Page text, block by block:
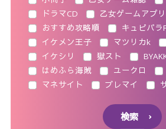
ドラマCD
乙女ゲームアプリ
おすすめ攻略順
キュピパラ
イケメン王子
マツリカk
イケシリ
獄スト
はめふら海賊
ユークロ
マネサイト
ブレマイ
検索